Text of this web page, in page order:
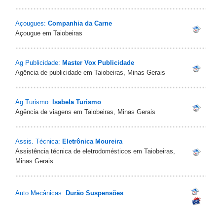
Açougues: Companhia da Carne
Açougue em Taiobeiras
Ag Publicidade: Master Vox Publicidade
Agência de publicidade em Taiobeiras, Minas Gerais
Ag Turismo: Isabela Turismo
Agência de viagens em Taiobeiras, Minas Gerais
Assis. Técnica: Eletrônica Moureira
Assistência técnica de eletrodomésticos em Taiobeiras,
Minas Gerais
Auto Mecânicas: Durão Suspensões